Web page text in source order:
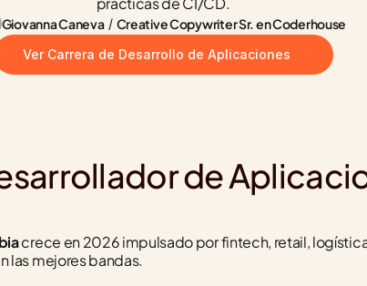
Giovanna Caneva / Creative Copywriter Sr. en Coderhouse
Ver Carrera de Desarrollo de Aplicaciones
de
crece en 2026 impulsado por fintech, retail,
las mejores bandas.